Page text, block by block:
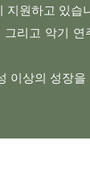
지원하고 있습
리고 악기 연
이상의 성장